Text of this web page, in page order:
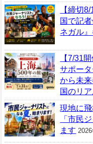
【締切
国で記
ネガル
【7/31
サポー
から未
国のリア
現地に
「市民
ます